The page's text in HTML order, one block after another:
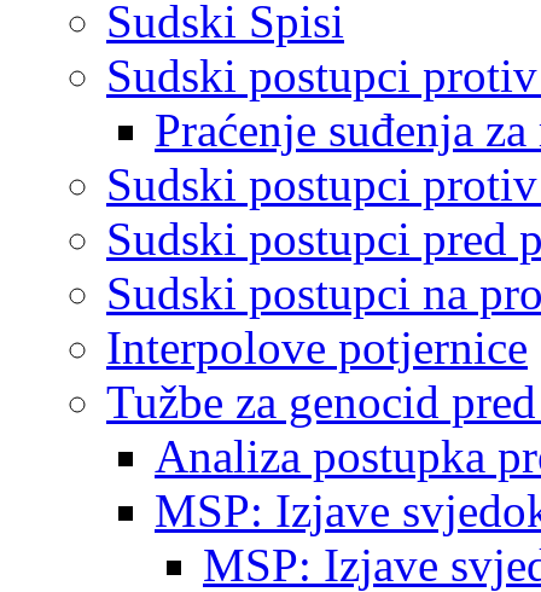
Sudski Spisi
Sudski postupci
Praćenje suđenja
Sudski postupci
Sudski postupci pred
Sudski postupci na
Interpolove potjernice
Tužbe za genocid
Analiza postupka
MSP: Izjave
MSP: Izjave